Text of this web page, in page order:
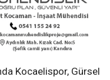
Kocaelispor, Gürsel